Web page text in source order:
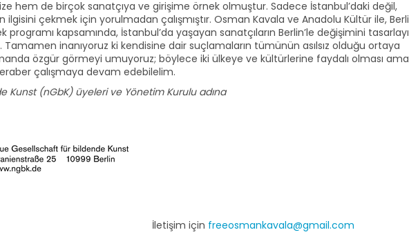
hem de birçok sanatçıya ve girişime örnek olmuştur. Sadece İstanbul’daki değil,
ilgisini çekmek için yorulmadan çalışmıştır. Osman Kavala ve Anadolu Kültür ile,
programı kapsamında, İstanbul’da yaşayan sanatçıların Berlin’le değişimini
inanıyoruz ki kendisine dair suçlamaların tümünün asılsız olduğu ortaya
özgür görmeyi umuyoruz; böylece iki ülkeye ve kültürlerine faydalı olması
çalışmaya devam edebilelim.
Kunst (nGbK) üyeleri ve Yönetim Kurulu adına
İletişim için freeosmankavala@gmail.com